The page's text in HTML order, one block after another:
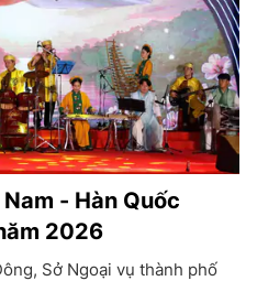
- Hàn Quốc
2026
Sở Ngoại vụ thành phố